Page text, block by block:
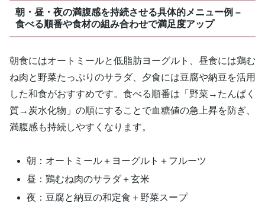
朝・昼・夜の満腹感を持続させる具体的メニュー例 –
食べる順番や食材の組み合わせで満足度アップ
朝食にはオートミールと低脂肪ヨーグルト、昼食には鶏む
ね肉と野菜たっぷりのサラダ、夕食には豆腐や納豆を活用
した和食がおすすめです。食べる順番は「野菜→たんぱく
質→炭水化物」の順にすることで血糖値の急上昇を防ぎ、
満腹感も持続しやすくなります。
朝：オートミール＋ヨーグルト＋フルーツ
昼：鶏むね肉のサラダ＋玄米
夜：豆腐と納豆の和定食＋野菜スープ